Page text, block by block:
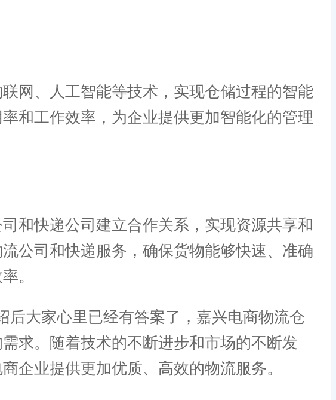
、人工智能等技术，实现仓储过程的智能
和工作效率，为企业提供更加智能化的管理
快递公司建立合作关系，实现资源共享和
公司和快递服务，确保货物能够快速、准确
。
大家心里已经有答案了，嘉兴电商物流仓
求。随着技术的不断进步和市场的不断发
企业提供更加优质、高效的物流服务。